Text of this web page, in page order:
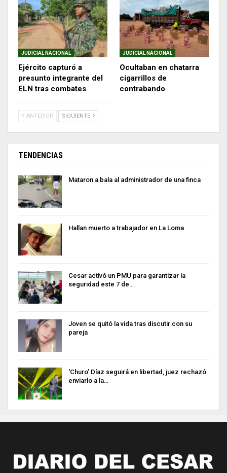
JUDICIAL NACIONAL
Ejército capturó a
presunto integrante del
ELN tras combates
JUDICIAL NACIONAL
Ocultaban en chatarra
cigarrillos de
contrabando
ANTERIOR SIGUIENTE
TENDENCIAS
Mataron a bala al administrador de una finca
Hallan muerto a trabajador en La Loma
Cesar activó un PMU para garantizar la
seguridad este 7 de…
Joven se quitó la vida tras discutir con su
pareja
‘Churo’ Díaz seguirá en libertad, juez rechazó
enviarlo a la…